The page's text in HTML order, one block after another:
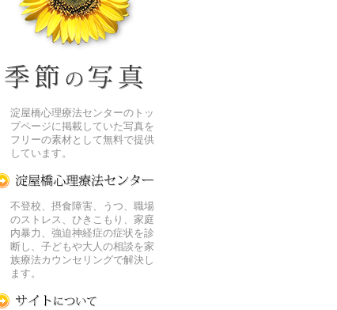
淀屋橋心理療法センターのトッ
プページに掲載していた写真を
フリーの素材として無料で提供
しています。
不登校、摂食障害、うつ、職場
のストレス、ひきこもり、家庭
内暴力、強迫神経症の症状を診
断し、子どもや大人の相談を家
族療法カウンセリングで解決し
ます。